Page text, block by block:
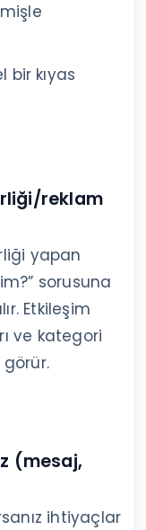
bir kıyas
reklam
yapan
sorusuna
Etkileşim
ve kategori
görür.
(mesaj,
ihtiyaçlar